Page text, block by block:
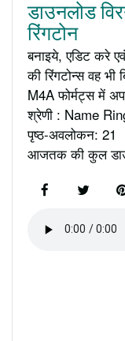
डाउनलोड
रिंगटोन
बनाइये, एडिट करे
की रिंगटोन्स वह
M4A फोर्मट्स में
श्रेणी : Name
पृष्ठ-अवलोकन: 21
आजतक की कुल